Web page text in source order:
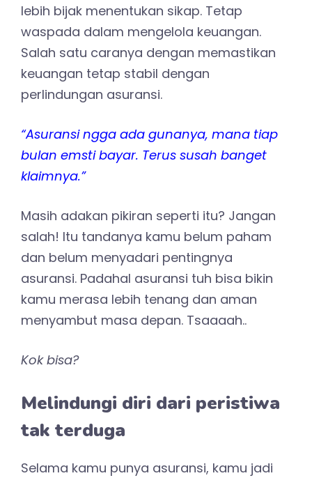
lebih bijak menentukan sikap. Tetap
waspada dalam mengelola keuangan.
Salah satu caranya dengan memastikan
keuangan tetap stabil dengan
perlindungan asuransi.
“Asuransi ngga ada gunanya, mana tiap
bulan emsti bayar. Terus susah banget
klaimnya.”
Masih adakan pikiran seperti itu? Jangan
salah! Itu tandanya kamu belum paham
dan belum menyadari pentingnya
asuransi. Padahal asuransi tuh bisa bikin
kamu merasa lebih tenang dan aman
menyambut masa depan. Tsaaaah..
Kok bisa?
Melindungi diri dari peristiwa
tak terduga
Selama kamu punya asuransi, kamu jadi